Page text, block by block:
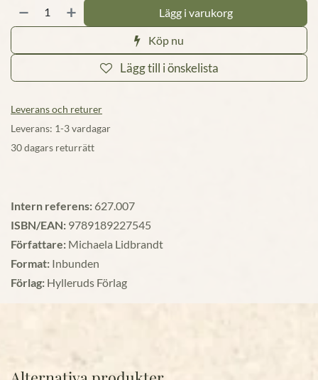
Lägg i varukorg
Köp nu
Lägg till i önskelista
Leverans och returer
Leverans: 1-3 vardagar
30 dagars returrätt
Intern referens: 627.007
ISBN/EAN: 9789189227545
Författare: Michaela Lidbrandt
Format: Inbunden
Förlag: Hylleruds Förlag